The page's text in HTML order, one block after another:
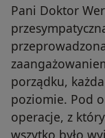
Pani Doktor
porządku,
poziomie. Pod
operacje, z